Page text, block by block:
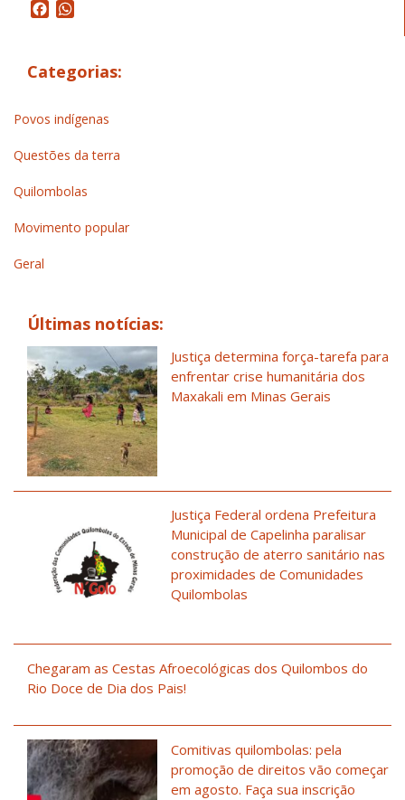
Facebook
Categorias:
Povos indígenas
Questões da terra
Quilombolas
Movimento popular
Geral
Últimas notícias:
Justiça determina força-tarefa para
enfrentar crise humanitária dos
Maxakali em Minas Gerais
Justiça Federal ordena Prefeitura
Municipal de Capelinha paralisar
construção de aterro sanitário nas
proximidades de Comunidades
Quilombolas
Chegaram as Cestas Afroecológicas dos Quilombos do
Rio Doce de Dia dos Pais!
Comitivas quilombolas: pela
promoção de direitos vão começar
em agosto. Faça sua inscrição